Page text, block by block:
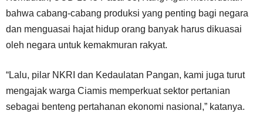
bahwa cabang-cabang produksi yang penting bagi negara
dan menguasai hajat hidup orang banyak harus dikuasai
oleh negara untuk kemakmuran rakyat.
“Lalu, pilar NKRI dan Kedaulatan Pangan, kami juga turut
mengajak warga Ciamis memperkuat sektor pertanian
sebagai benteng pertahanan ekonomi nasional,” katanya.